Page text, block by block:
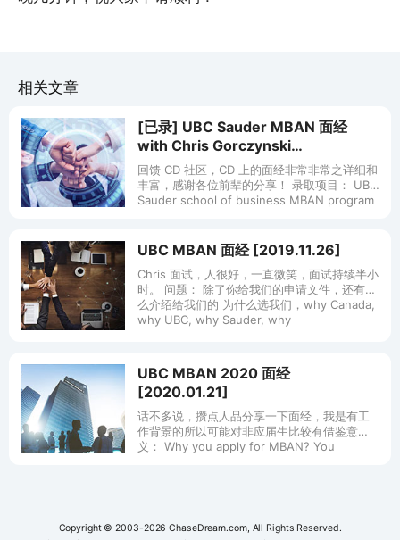
相关文章
[已录] UBC Sauder MBAN 面经
with Chris Gorczynski
[2023.10.26]
回馈 CD 社区，CD 上的面经非常非常之详细和
丰富，感谢各位前辈的分享！ 录取项目： UBC
Sauder school of business MBAN program
UBC MBAN 面经 [2019.11.26]
Chris 面试，人很好，一直微笑，面试持续半小
时。 问题： 除了你给我们的申请文件，还有什
么介绍给我们的 为什么选我们，why Canada,
why UBC, why Sauder, why
UBC MBAN 2020 面经
[2020.01.21]
话不多说，攒点人品分享一下面经，我是有工
作背景的所以可能对非应届生比较有借鉴意
义： Why you apply for MBAN? You
Copyright © 2003-2026 ChaseDream.com, All Rights Reserved.